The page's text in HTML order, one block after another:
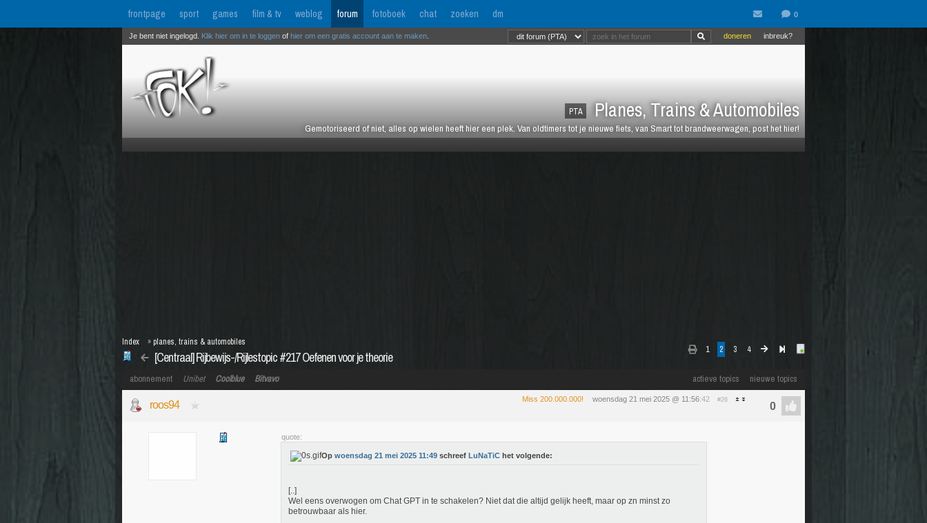
frontpage sport games film & tv weblog forum fotoboek chat zoeken dm
PTA Planes, Trains & Automobiles
Gemotoriseerd of niet, alles op wielen heeft hier een plek. Van oldtimers tot je nieuwe fiets, van Smart tot brandweerwagen, post het hier!
inbreuk?
doneren
Je bent niet ingelogd. Klik hier om in te loggen of hier om een gratis account aan te maken
1 2 3 4
[Centraal] Rijbewijs-/Rijlestopic #217 Oefenen voor je theorie
Index » planes, trains & automobiles
actieve topics nieuwe topics
abonnement Unibet Coolblue Bitvavo
Miss 200.000.000! woensdag 21 mei 2025 @ 11:56:42 #26
roos94
quote:
Op woensdag 21 mei 2025 11:49 schreef LuNaTiC het volgende:
[..]
Wel eens overwogen om Chat GPT in te schakelen? Niet dat die altijd gelijk heeft, maar op zn minst zo
betrouwbaar als hier.